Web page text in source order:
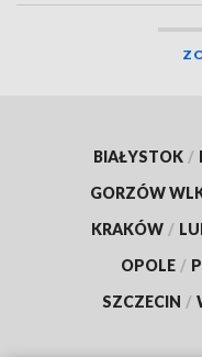
BIAŁYSTOK /
GORZÓW
KRAKÓW /
OPOLE /
SZCZECIN /